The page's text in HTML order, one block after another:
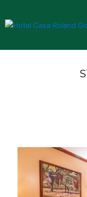
contenido